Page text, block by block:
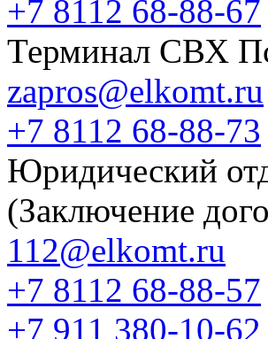
+7 8112 68-88-67
Терминал СВХ
zapros@elkomt.ru
+7 8112 68-88-73
Юридический
(Заключение
112@elkomt.ru
+7 8112 68-88-57
+7 911 380-10-62